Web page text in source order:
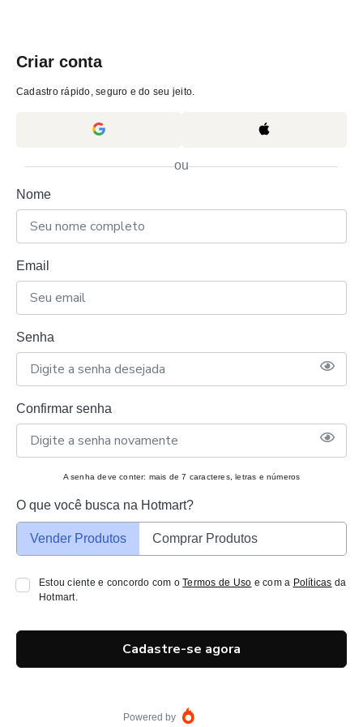
Criar conta
Cadastro rápido, seguro e do seu jeito.
ou
Nome
Email
Senha
Confirmar senha
A senha deve conter: mais de 7 caracteres, letras e números
O que você busca na Hotmart?
Vender Produtos Comprar Produtos
Estou ciente e concordo com oTermos de Uso e com a Políticas da
Hotmart.
Cadastre-se agora
Powered by